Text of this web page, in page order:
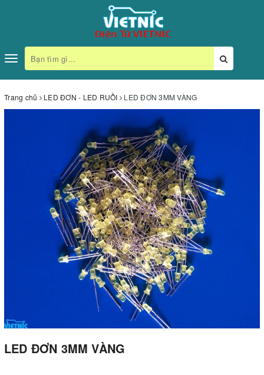
Toggle
navigation
Trang chủ LED ĐƠN - LED RUỒI LED ĐƠN 3MM VÀNG
LED ĐƠN 3MM VÀNG